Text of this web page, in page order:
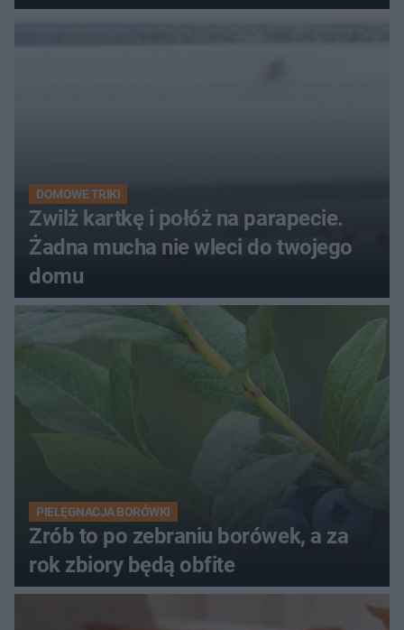
kobiety
DOMOWE TRIKI
Zwilż kartkę i połóż na parapecie.
Żadna mucha nie wleci do twojego
domu
PIELĘGNACJA BORÓWKI
Zrób to po zebraniu borówek, a za
rok zbiory będą obfite